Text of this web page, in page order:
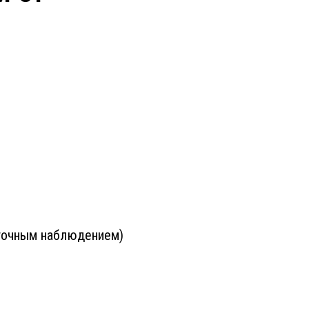
наблюдением)